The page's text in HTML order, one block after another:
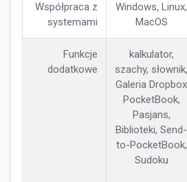
Współpraca z
systemami
Windows, Linux,
MacOS
Funkcje
dodatkowe
kalkulator,
szachy, słownik,
Galeria Dropbox
PocketBook,
Pasjans,
Biblioteki, Send-
to-PocketBook,
Sudoku